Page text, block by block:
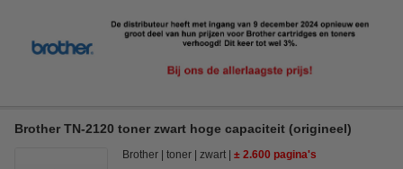
Brother TN-2120 toner zwart hoge capaciteit (origineel)
Brother toner zwart ± 2.600 pagina's